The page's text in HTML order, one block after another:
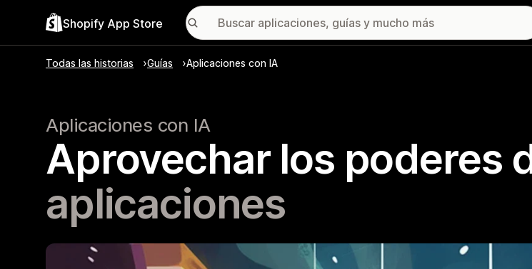
Shopify App Store
Todas las historias Guías Aplicaciones con IA
Aplicaciones con IA
Aprovechar los poderes
aplicaciones